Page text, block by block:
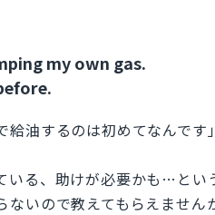
my own gas.
給油するのは初めてなんです
いる、助けが必要かも…とい
ないので教えてもらえませ